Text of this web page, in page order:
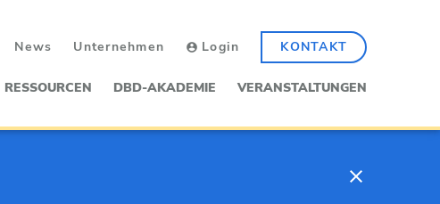
News Unternehmen Login KONTAKT
RESSOURCEN DBD-AKADEMIE VERANSTALTUNGEN